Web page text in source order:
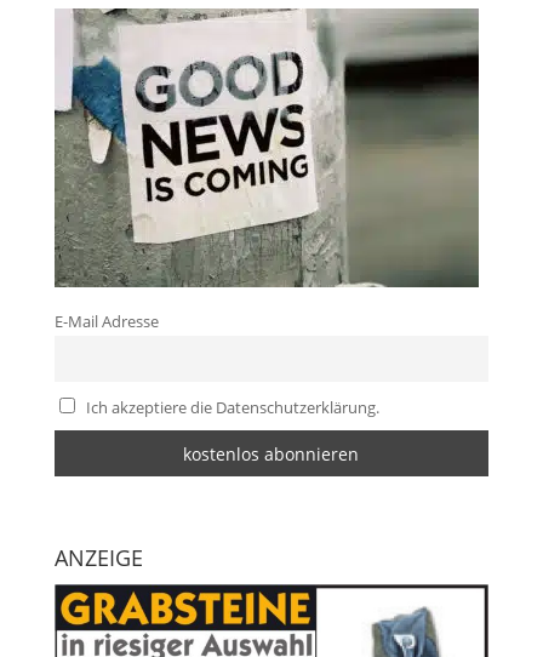
E-Mail Adresse
Ich akzeptiere die Datenschutzerklärung.
ANZEIGE